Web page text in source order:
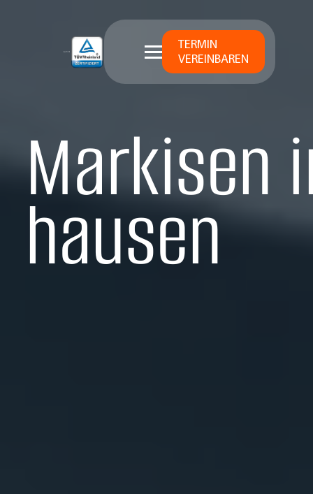
TERMIN
VEREINBAREN
Markisen
hausen